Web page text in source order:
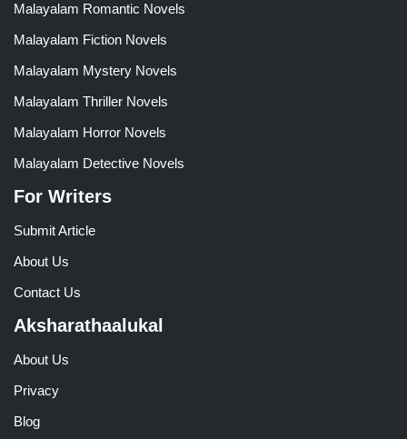
Malayalam Romantic Novels
Malayalam Fiction Novels
Malayalam Mystery Novels
Malayalam Thriller Novels
Malayalam Horror Novels
Malayalam Detective Novels
For Writers
Submit Article
About Us
Contact Us
Aksharathaalukal
About Us
Privacy
Blog